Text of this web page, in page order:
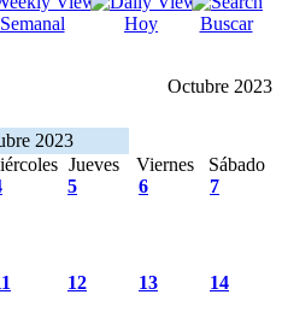
Semanal Hoy Buscar
Octubre 2023
2023
Jueves Viernes
Sábado
5 6 7
12 13 14